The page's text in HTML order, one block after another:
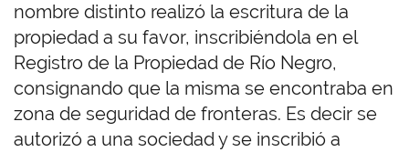
nombre distinto realizó la escritura de la
propiedad a su favor, inscribiéndola en el
Registro de la Propiedad de Río Negro,
consignando que la misma se encontraba en
zona de seguridad de fronteras. Es decir se
autorizó a una sociedad y se inscribió a